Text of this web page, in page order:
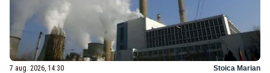
7 aug. 2026, 14:30 Stoica Marian